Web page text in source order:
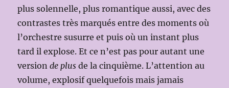
plus solennelle, plus romantique aussi, avec des
contrastes très marqués entre des moments où
l’orchestre susurre et puis où un instant plus
tard il explose. Et ce n’est pas pour autant une
versionde plus de la cinquième. L’attention au
volume, explosif quelquefois mais jamais